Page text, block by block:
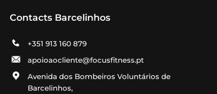
Contacts Barcelinhos
+351 913 160 879
apoioaocliente@focusfitness.pt
Avenida dos Bombeiros Voluntários de
Barcelinhos,